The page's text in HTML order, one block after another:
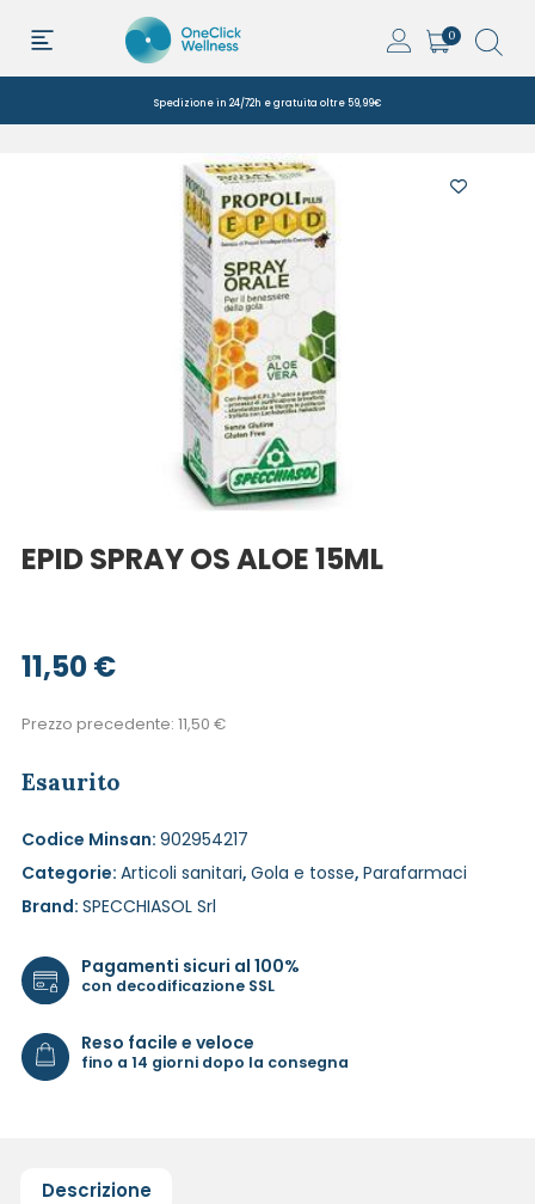
0
Spedizione in 24/72h e gratuita oltre 59,99€
EPID SPRAY OS ALOE 15ML
11,50€
Prezzo precedente: 11,50 €
Esaurito
Codice Minsan: 902954217
Categorie: Articoli sanitari, Gola e tosse, Parafarmaci
Brand: SPECCHIASOL Srl
Pagamenti sicuri al 100%
con decodificazione SSL
Reso facile e veloce
fino a 14 giorni dopo la consegna
Descrizione